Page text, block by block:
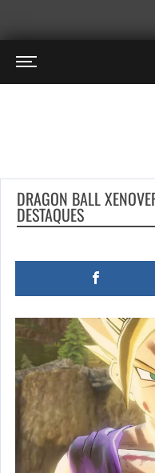
DRAGON BALL
DESTAQUES